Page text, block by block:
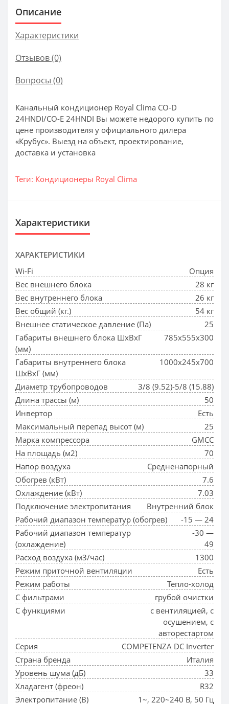
Описание
Характеристики
Отзывов (0)
Вопросы (0)
Канальный кондиционер Royal Clima CO-D
24HNDI/CO-E 24HNDI Вы можете недорого купить по
цене производителя у официального дилера
«Крубус». Выезд на объект, проектирование,
доставка и установка
Теги: Кондиционеры Royal Clima
Характеристики
ХАРАКТЕРИСТИКИ
Wi-Fi
Опция
Вес внешнего блока
28 кг
Вес внутреннего блока
26 кг
Вес общий (кг.)
54 кг
Внешнее статическое давление (Па)
25
Габариты внешнего блока ШхВхГ
(мм)
785x555x300
Габариты внутреннего блока
ШхВхГ (мм)
1000x245x700
Диаметр трубопроводов
3/8 (9.52)-5/8 (15.88)
Длина трассы (м)
50
Инвертор
Есть
Максимальный перепад высот (м)
25
Марка компрессора
GMCC
На площадь (м2)
70
Напор воздуха
Средненапорный
Обогрев (кВт)
7.6
Охлаждение (кВт)
7.03
Подключение электропитания
Внутренний блок
Рабочий диапазон температур (обогрев)
-15 — 24
Рабочий диапазон температур
(охлаждение)
-30 —
49
Расход воздуха (м3/час)
1300
Режим приточной вентиляции
Есть
Режим работы
Тепло-холод
С фильтрами
грубой очистки
С функциями
с вентиляцией, с
осушением, с
авторестартом
Серия
COMPETENZA DC Inverter
Страна бренда
Италия
Уровень шума (дБ)
33
Хладагент (фреон)
R32
Электропитание (В)
1~, 220~240 В, 50 Гц